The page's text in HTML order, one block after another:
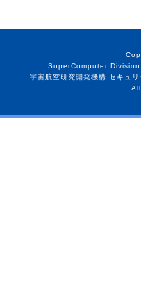
SuperComputer
宇宙航空研究開発機構 セキュ